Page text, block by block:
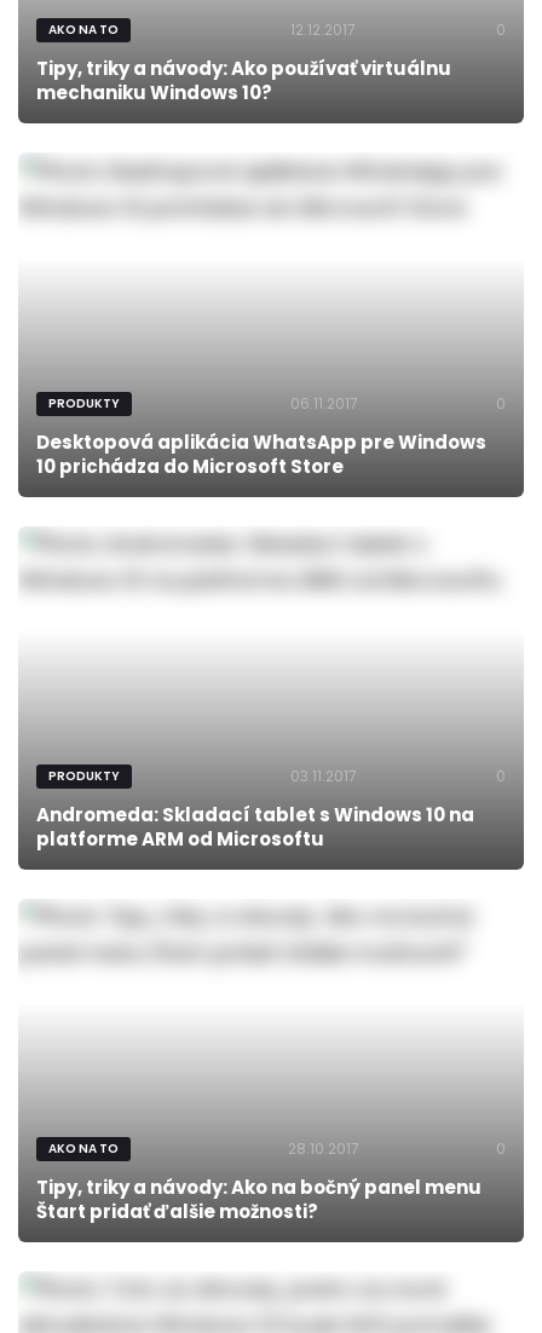
AKO NA TO 12.12.2017 0
Tipy, triky a návody: Ako používať virtuálnu
mechaniku Windows 10?
PRODUKTY 06.11.2017 0
Desktopová aplikácia WhatsApp pre Windows
10 prichádza do Microsoft Store
PRODUKTY 03.11.2017 0
Andromeda: Skladací tablet s Windows 10 na
platforme ARM od Microsoftu
AKO NA TO 28.10.2017 0
Tipy, triky a návody: Ako na bočný panel menu
Štart pridať ďalšie možnosti?